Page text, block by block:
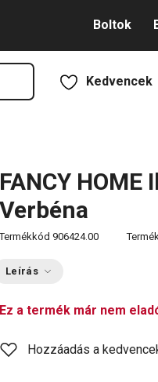
Boltok
Kedvencek
FANCY
Verbéna
Termékkód 906424.00
Leírás
Ez a termék már nem
Hozzáadás a